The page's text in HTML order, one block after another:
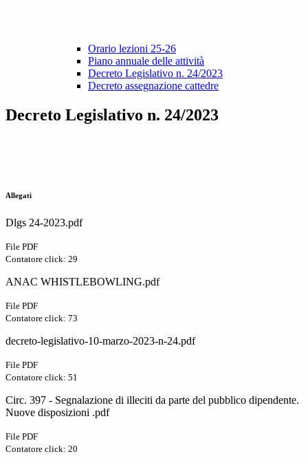
Orario lezioni 25-26
Piano annuale delle attività
Decreto Legislativo n. 24/2023
Decreto assegnazione cattedre
Decreto Legislativo n. 24/2023
Allegati
Dlgs 24-2023.pdf
File PDF
Contatore click: 29
ANAC WHISTLEBOWLING.pdf
File PDF
Contatore click: 73
decreto-legislativo-10-marzo-2023-n-24.pdf
File PDF
Contatore click: 51
Circ. 397 - Segnalazione di illeciti da parte del pubblico dipendente.
Nuove disposizioni .pdf
File PDF
Contatore click: 20